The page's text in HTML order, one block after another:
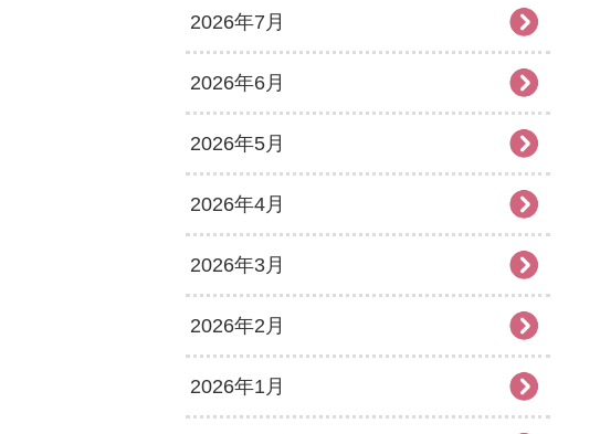
2026年7月
2026年6月
2026年5月
2026年4月
2026年3月
2026年2月
2026年1月